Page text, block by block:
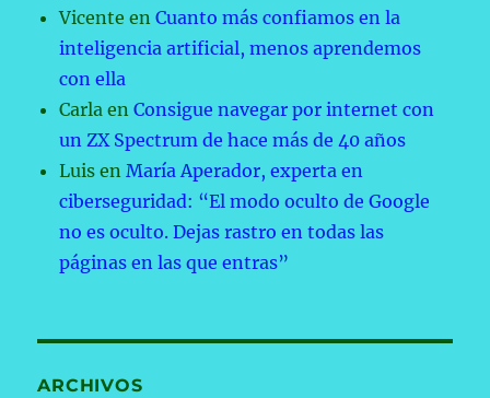
Vicente enCuanto más confiamos en la
inteligencia artificial, menos aprendemos
con ella
Carla enConsigue navegar por internet con
un ZX Spectrum de hace más de 40 años
Luis enMaría Aperador, experta en
ciberseguridad: “El modo oculto de Google
no es oculto. Dejas rastro en todas las
páginas en las que entras”
ARCHIVOS